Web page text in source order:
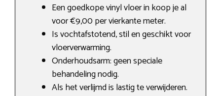
Een goedkope vinyl vloer in koop je al
voor €9,00 per vierkante meter.
Is vochtafstotend, stil en geschikt voor
vloerverwarming.
Onderhoudsarm: geen speciale
behandeling nodig.
Als het verlijmd is lastig te verwijderen.